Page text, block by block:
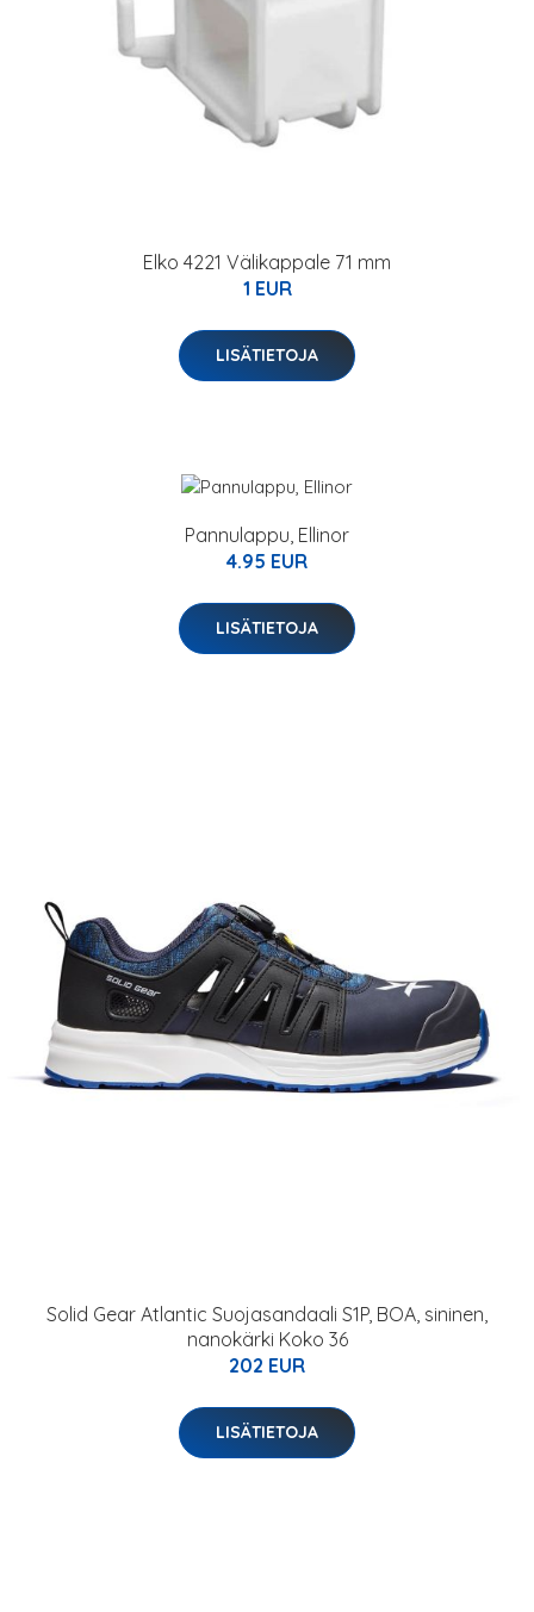
Elko 4221 Välikappale 71 mm
1 EUR
LISÄTIETOJA
Pannulappu, Ellinor
4.95 EUR
LISÄTIETOJA
Solid Gear Atlantic Suojasandaali S1P, BOA, sininen,
nanokärki Koko 36
202 EUR
LISÄTIETOJA